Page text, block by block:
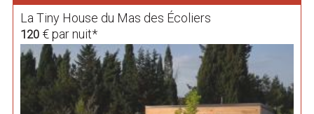
La Tiny House du Mas des Écoliers
120€ par nuit*